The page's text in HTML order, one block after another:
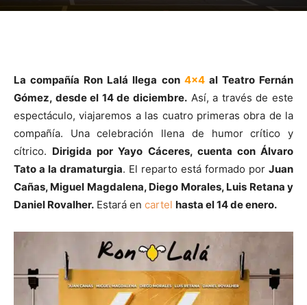
La compañía Ron Lalá llega con 4x4al Teatro Fernán
Gómez, desde el 14 de diciembre. Así, a través de este
espectáculo, viajaremos a las cuatro primeras obra de la
compañía. Una celebración llena de humor crítico y
cítrico. Dirigida por Yayo Cáceres, cuenta con Álvaro
Tato a la dramaturgia. El reparto está formado por Juan
Cañas, Miguel Magdalena, Diego Morales, Luis Retana y
Daniel Rovalher. Estará en cartel hasta el 14 de enero.